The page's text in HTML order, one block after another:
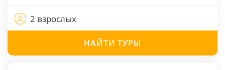
2 взрослых
НАЙТИ ТУРЫ